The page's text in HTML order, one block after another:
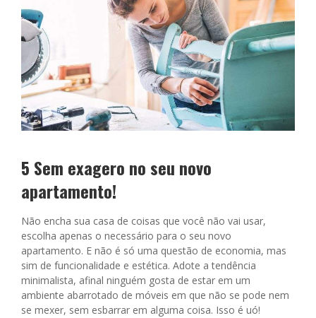
5 Sem exagero no seu novo
apartamento!
Não encha sua casa de coisas que você não vai usar,
escolha apenas o necessário para o seu novo
apartamento. E não é só uma questão de economia, mas
sim de funcionalidade e estética. Adote a tendência
minimalista, afinal ninguém gosta de estar em um
ambiente abarrotado de móveis em que não se pode nem
se mexer, sem esbarrar em alguma coisa. Isso é uó!